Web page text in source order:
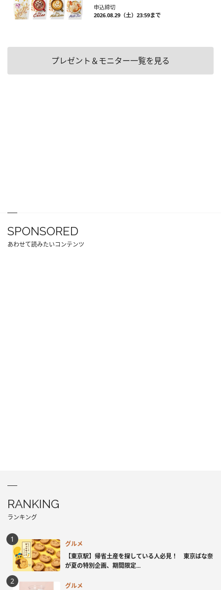
申込締切
2026.08.29（土）23:59まで
プレゼント＆モニター一覧を見る
SPONSORED
あわせて読みたいコンテンツ
RANKING
ランキング
グルメ
【東京駅】帰省土産を探している人必見！ 東京ばな奈
が夏の特別企画、期間限定...
グルメ